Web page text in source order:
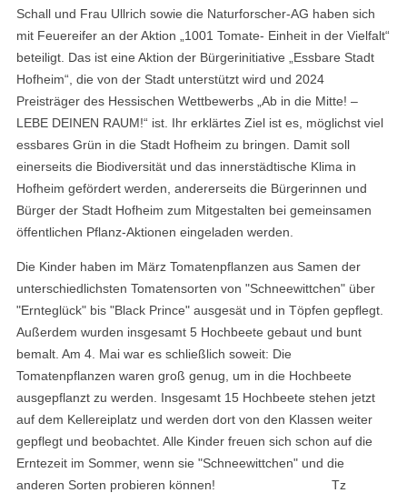
Schall und Frau Ullrich sowie die Naturforscher-AG haben sich
mit Feuereifer an der Aktion
„1001 Tomate- Einheit in der Vielfalt“
beteiligt. Das ist eine Aktion der Bürgerinitiative „Essbare Stadt
Hofheim“, die von der Stadt unterstützt wird und 2024
Preisträger des Hessischen Wettbewerbs „Ab in die Mitte! –
LEBE DEINEN RAUM!“ ist. Ihr erklärtes Ziel ist es, möglichst viel
essbares Grün in die Stadt Hofheim zu bringen. Damit soll
einerseits die Biodiversität und das innerstädtische Klima in
Hofheim gefördert werden, andererseits die Bürgerinnen und
Bürger der Stadt Hofheim zum Mitgestalten bei gemeinsamen
öffentlichen Pflanz-Aktionen eingeladen werden.
Die Kinder haben im März Tomatenpflanzen aus Samen der
unterschiedlichsten Tomatensorten von "Schneewittchen" über
"Ernteglück" bis "Black Prince" ausgesät und in Töpfen gepflegt.
Außerdem wurden insgesamt 5 Hochbeete gebaut und bunt
bemalt. Am 4. Mai war es schließlich soweit: Die
Tomatenpflanzen waren groß genug, um in die Hochbeete
ausgepflanzt zu werden. Insgesamt 15 Hochbeete stehen jetzt
auf dem Kellereiplatz und werden dort von den Klassen weiter
gepflegt und beobachtet. Alle Kinder freuen sich schon auf die
Erntezeit im Sommer, wenn sie "Schneewittchen" und die
anderen Sorten probieren können! Tz